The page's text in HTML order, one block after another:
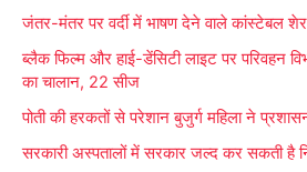
जंतर-मंतर पर वर्दी में भाषण देने वाले कांस्टेबल शेर
ब्लैक फिल्म और हाई-डेंसिटी लाइट पर परिवहन
का चालान, 22 सीज
पोती की हरकतों से परेशान बुजुर्ग महिला ने
सरकारी अस्पतालों में सरकार जल्द कर सकती है